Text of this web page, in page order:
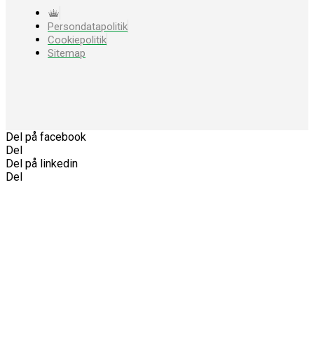
Persondatapolitik
Cookiepolitik
Sitemap
Del på facebook
Del
Del på linkedin
Del